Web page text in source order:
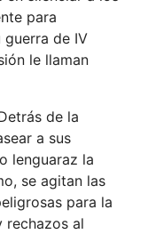
para
de IV
le llaman
de la
a sus
lenguaraz la
se agitan las
para la
rechazos al